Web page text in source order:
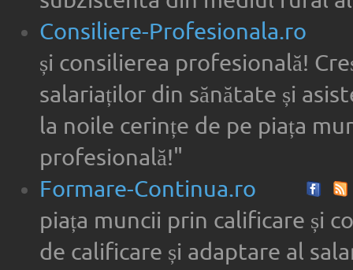
Consiliere-Profesionala.ro
și consilierea profesională!
salariaților din sănătate și
la noile cerințe de pe piața
profesională!"
Formare-Continua.ro
piața muncii prin calificare și
de calificare și adaptare al